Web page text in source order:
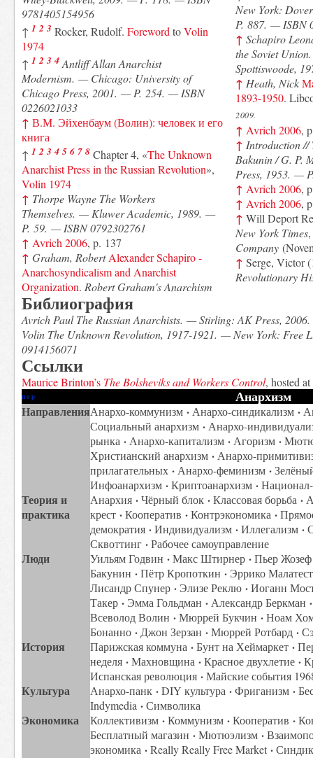
9781405154956
↑ 1 2 3 Rocker, Rudolf. Foreword toVolin
1974
↑ 1 2 3 4 Antliff AllanAnarchist
Modernism. — Chicago: University of
Chicago Press, 2001. — P. 254. — ISBN
0226021033
↑ В.М. Эйхенбаум (Волин): человек и его
книга
↑ 1 2 3 4 5 6 7 8 Chapter 4, «The Unknown
Anarchist Press in the Russian Revolution»,
Volin 1974
↑ Thorpe WayneThe Workers
Themselves. — Kluwer Academic, 1989. —
P. 59. — ISBN 0792302761
↑ Avrich 2006, p. 137
↑ Graham, Robert Alexander Schapiro -
Anarchosyndicalism and Anarchist
Organization. Robert Graham's Anarchism
New York:
P. 887. — ISBN
↑ Schapiro
the Soviet
Spottiswoode,
↑ Heath, Nick
1893-1950 .
2009.
↑ Avrich 2006,
↑ Introduction //
Bakunin / G. P.
Press, 1953. —
↑ Avrich 2006,
↑ Avrich 2006,
↑ Will Deport
New York Times
Company
↑ Serge, Victor
Revolutionary
Библиография
Avrich PaulThe Russian Anarchists. — Stirling: AK Press,
VolinThe Unknown Revolution, 1917-1921. — New York: Free
0914156071
Ссылки
Maurice Brinton’s The Bolsheviks and Workers Control, hosted
п·о р Анархизм
НаправленияАнархо-коммунизм·Анархо-синдикализм·
Социальный анархизм·Анархо-
рынка·Анархо-капитализм·Агоризм·
Христианский анархизм·Анархо-
прилагательных·Анархо-феминизм·
Инфоанархизм·Криптоанархизм·
Теория и
практика
Анархия·Чёрный блок·Классовая борьба·
крест·Кооператив ·Контрэкономика·
демократия·Индивидуализм·Иллегализм·
Сквоттинг·Рабочее самоуправление
Люди Уильям Годвин ·Макс Штирнер·Пьер
Бакунин ·Пётр Кропоткин ·Эррико
Лисандр Спунер·Элизе Реклю·Иоганн
Такер·Эмма Гольдман ·Александр Беркман ·
Всеволод Волин ·Мюррей Букчин ·Ноам
Бонанно·Джон Зерзан ·Мюррей Ротбард·
История Парижская коммуна·Бунт на Хеймаркет·
неделя·Махновщина·Красное двухлетие·
Испанская революция·Майские события
Культура Анархо-панк·DIY культура·Фриганизм·
Indymedia·Символика
Экономика Коллективизм·Коммунизм·Кооператив ·
Бесплатный магазин ·Мютюэлизм·
экономика·Really Really Free Market·